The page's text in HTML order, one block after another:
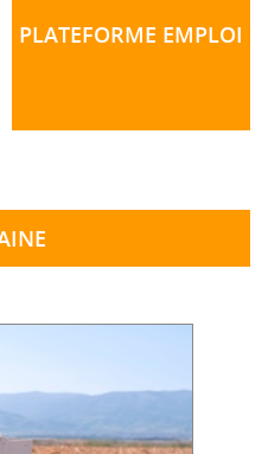
PLATEFORME EMPLOI